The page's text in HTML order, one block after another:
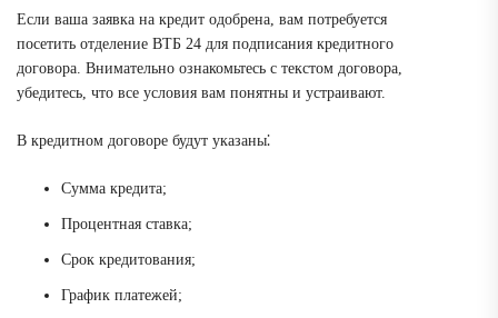
Если ваша заявка на кредит одобрена, вам потребуется
посетить отделение ВТБ 24 для подписания кредитного
договора. Внимательно ознакомьтесь с текстом договора,
убедитесь, что все условия вам понятны и устраивают.
В кредитном договоре будут указаны⁚
Сумма кредита;
Процентная ставка;
Срок кредитования;
График платежей;